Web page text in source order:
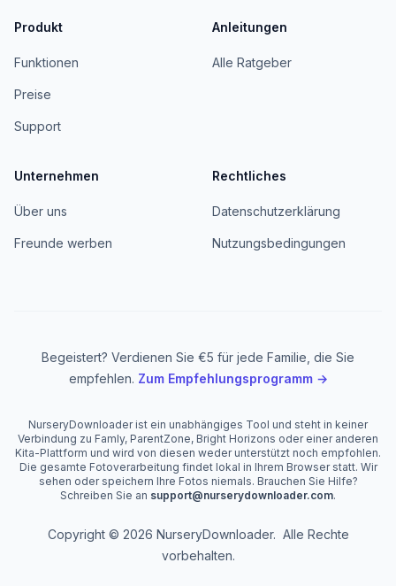
Produkt
Funktionen
Preise
Support
Anleitungen
Alle Ratgeber
Unternehmen
Über uns
Freunde werben
Rechtliches
Datenschutzerklärung
Nutzungsbedingungen
Begeistert? Verdienen Sie €5 für jede Familie, die Sie
empfehlen. Zum Empfehlungsprogramm →
NurseryDownloader ist ein unabhängiges Tool und steht in keiner
Verbindung zu Famly, ParentZone, Bright Horizons oder einer anderen
Kita-Plattform und wird von diesen weder unterstützt noch empfohlen.
Die gesamte Fotoverarbeitung findet lokal in Ihrem Browser statt. Wir
sehen oder speichern Ihre Fotos niemals. Brauchen Sie Hilfe?
Schreiben Sie an support@nurserydownloader.com.
Copyright © 2026 NurseryDownloader. Alle Rechte
vorbehalten.